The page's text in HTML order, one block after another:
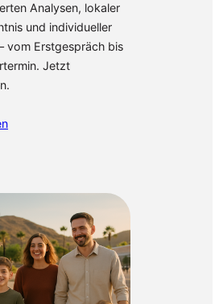
Analysen, lokaler
und individueller
vom Erstgespräch bis
Jetzt